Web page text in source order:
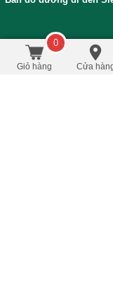
450.000 360.000
0
Giỏ hàng Cửa